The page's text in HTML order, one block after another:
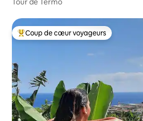
Tour de Termo
Coups de cœur voyageurs les plus
Coup de cœur voyageurs